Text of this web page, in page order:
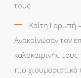
τους
Καίτη Γαρμπή
Ανακοίνωσαν τον
καλοκαιρινής
πιο